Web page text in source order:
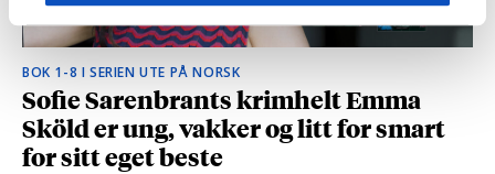
BOK 1-8 I SERIEN UTE PÅ NORSK
Sofie Sarenbrants krimhelt Emma
Sköld er ung, vakker og litt for smart
for sitt eget beste